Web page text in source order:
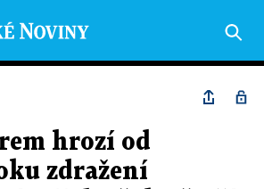
hrozí od
zdražení